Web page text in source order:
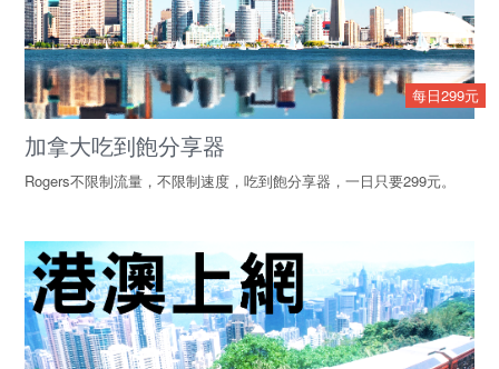
每日299元
加拿大吃到飽分享器
Rogers不限制流量，不限制速度，吃到飽分享器，一日只要299元。